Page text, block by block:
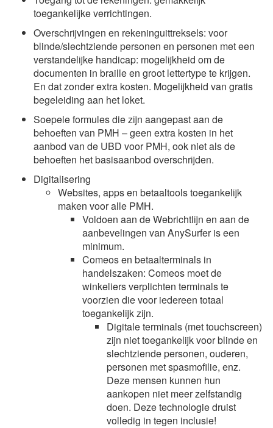
toegankelijke verrichtingen.
Overschrijvingen en rekeninguittreksels: voor
blinde/slechtziende personen en personen met een
verstandelijke handicap: mogelijkheid om de
documenten in braille en groot lettertype te krijgen.
En dat zonder extra kosten. Mogelijkheid van gratis
begeleiding aan het loket.
Soepele formules die zijn aangepast aan de
behoeften van PMH – geen extra kosten in het
aanbod van de UBD voor PMH, ook niet als de
behoeften het basisaanbod overschrijden.
Digitalisering
Websites, apps en betaaltools toegankelijk
maken voor alle PMH.
Voldoen aan de Webrichtlijn en aan de
aanbevelingen van AnySurfer is een
minimum.
Comeos en betaalterminals in
handelszaken: Comeos moet de
winkeliers verplichten terminals te
voorzien die voor iedereen totaal
toegankelijk zijn.
Digitale terminals (met touchscreen)
zijn niet toegankelijk voor blinde en
slechtziende personen, ouderen,
personen met spasmofilie, enz.
Deze mensen kunnen hun
aankopen niet meer zelfstandig
doen. Deze technologie druist
volledig in tegen inclusie!